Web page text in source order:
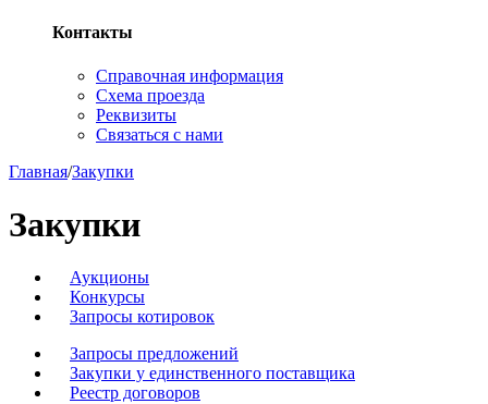
Контакты
Справочная информация
Схема проезда
Реквизиты
Связаться с нами
Главная/Закупки
Закупки
Аукционы
Конкурсы
Запросы котировок
Запросы предложений
Закупки у единственного поставщика
Реестр договоров